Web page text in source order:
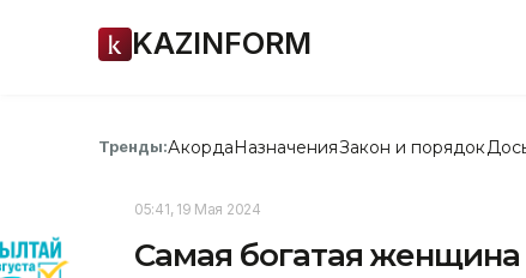
KAZINFORM
Тренды:АкордаНазначенияЗакон и порядок
05:41, 19 Мая 2024
Самая богатая женщина